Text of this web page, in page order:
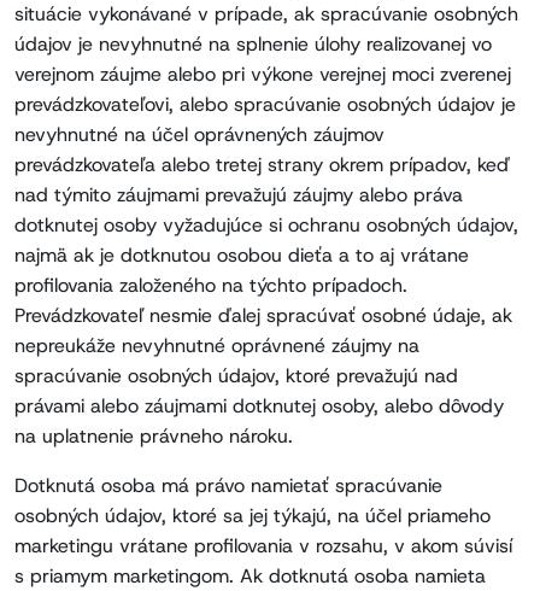
situácie vykonávané v prípade, ak spracúvanie osobných
údajov je nevyhnutné na splnenie úlohy realizovanej vo
verejnom záujme alebo pri výkone verejnej moci zverenej
prevádzkovateľovi, alebo spracúvanie osobných údajov je
nevyhnutné na účel oprávnených záujmov
prevádzkovateľa alebo tretej strany okrem prípadov, keď
nad týmito záujmami prevažujú záujmy alebo práva
dotknutej osoby vyžadujúce si ochranu osobných údajov,
najmä ak je dotknutou osobou dieťa a to aj vrátane
profilovania založeného na týchto prípadoch.
Prevádzkovateľ nesmie ďalej spracúvať osobné údaje, ak
nepreukáže nevyhnutné oprávnené záujmy na
spracúvanie osobných údajov, ktoré prevažujú nad
právami alebo záujmami dotknutej osoby, alebo dôvody
na uplatnenie právneho nároku.
Dotknutá osoba má právo namietať spracúvanie
osobných údajov, ktoré sa jej týkajú, na účel priameho
marketingu vrátane profilovania v rozsahu, v akom súvisí
s priamym marketingom. Ak dotknutá osoba namieta